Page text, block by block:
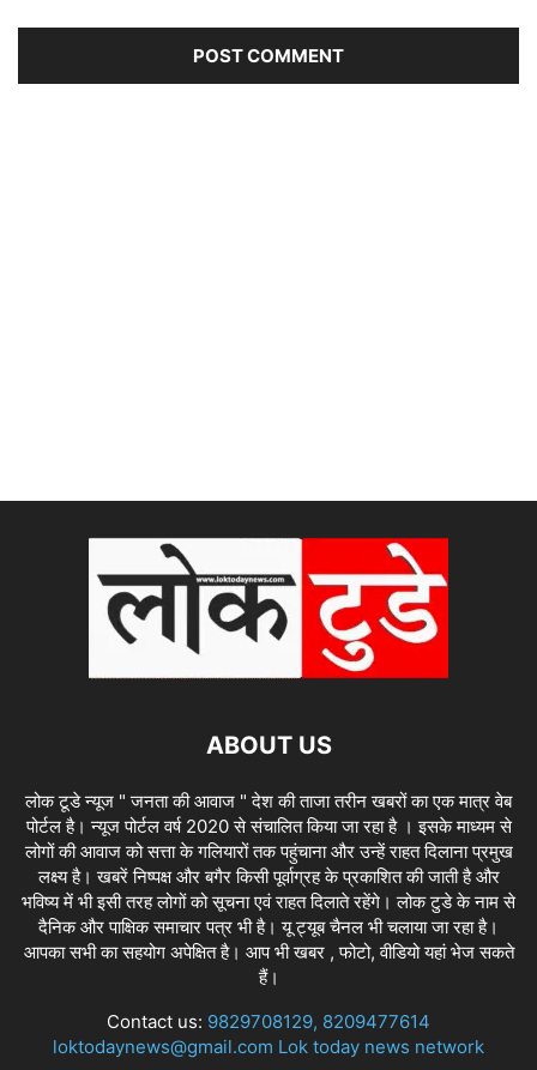
ABOUT US
लोक टूडे न्यूज " जनता की आवाज " देश की ताजा तरीन खबरों का एक मात्र वेब
पोर्टल है। न्यूज पोर्टल वर्ष 2020 से संचालित किया जा रहा है । इसके माध्यम से
लोगों की आवाज को सत्ता के गलियारों तक पहुंचाना और उन्हें राहत दिलाना प्रमुख
लक्ष्य है। खबरें निष्पक्ष और बगैर किसी पूर्वाग्रह के प्रकाशित की जाती है और
भविष्य में भी इसी तरह लोगों को सूचना एवं राहत दिलाते रहेंगे। लोक टुडे के नाम से
दैनिक और पाक्षिक समाचार पत्र भी है। यू ट्यूब चैनल भी चलाया जा रहा है।
आपका सभी का सहयोग अपेक्षित है। आप भी खबर , फोटो, वीडियो यहां भेज सकते
हैं।
Contact us: 9829708129, 8209477614
loktodaynews@gmail.com Lok today news network